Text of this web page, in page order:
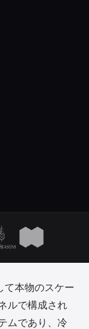
て本物のスケー
ルで構成され
ムであり、冷